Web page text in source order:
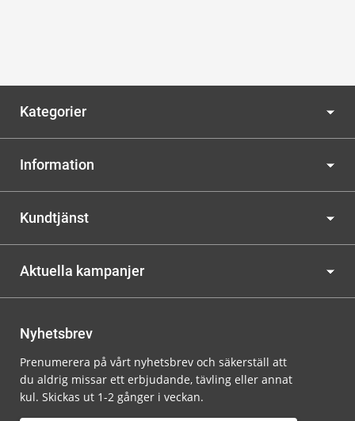
Kategorier
Information
Kundtjänst
Aktuella kampanjer
Nyhetsbrev
Prenumerera på vårt nyhetsbrev och säkerställ att
du aldrig missar ett erbjudande, tävling eller annat
kul. Skickas ut 1-2 gånger i veckan.